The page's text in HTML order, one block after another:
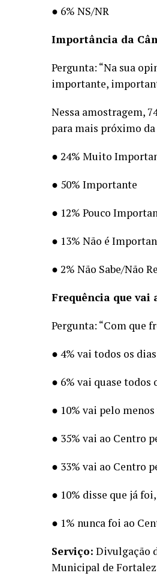
● 6% NS/NR
Importância da
Pergunta: “Na sua
importante,
Nessa amostragem,
para mais próximo
● 24% Muito
● 50% Importante
● 12% Pouco
● 13% Não é
● 2% Não Sabe/Não
Frequência que vai
Pergunta: “Com que
● 4% vai todos os dias
● 6% vai quase todos
● 10% vai pelo
● 35% vai ao Centro
● 33% vai ao Centro
● 10% disse que já
● 1% nunca foi ao
Serviço: Divulgação
Municipal de